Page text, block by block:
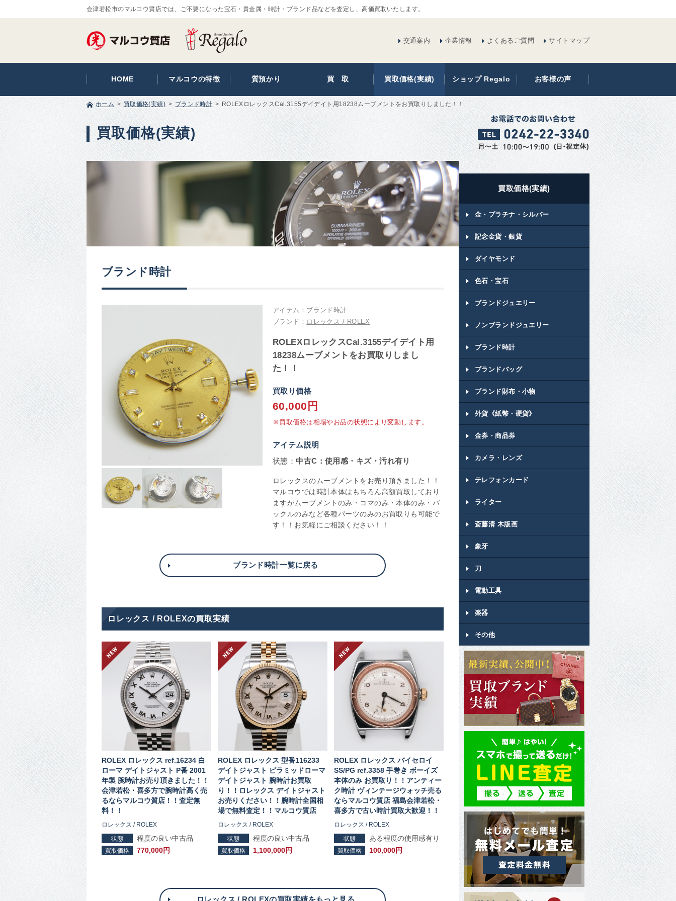
会津若松市のマルコウ質店では、ご不要になった宝石・貴金属・時計・ブランド品などを査定し、高価買取いたします。
交通案内 企業情報 よくあるご質問 サイトマップ
HOME マルコウの特徴 質預かり 買 取 買取価格(実績) ショップ Regalo お客様の声
ホーム 買取価格(実績) ブランド時計 ROLEXロレックスCal.3155デイデイト用18238ムーブメントをお買取りしました！！
買取価格(実績)
ブランド時計
アイテム： ブランド時計
ブランド： ロレックス / ROLEX
ROLEXロレックスCal.3155デイデイト用
18238ムーブメントをお買取りしまし
た！！
買取り価格
60,000円
※買取価格は相場やお品の状態により変動します。
アイテム説明
状態：中古C：使用感・キズ・汚れ有り
ロレックスのムーブメントをお売り頂きました！！
マルコウでは時計本体はもちろん高額買取しており
ますがムーブメントのみ・コマのみ・本体のみ・バ
ックルのみなど各種パーツのみのお買取りも可能で
す！！お気軽にご相談ください！！
ブランド時計一覧に戻る
ロレックス / ROLEXの買取実績
ROLEX ロレックス ref.16234 白
ローマ デイトジャスト P番 2001
年製 腕時計お売り頂きました！！
会津若松・喜多方で腕時計高く売
るならマルコウ質店！！査定無
料！！
ロレックス / ROLEX
状態 程度の良い中古品
買取価格 770,000円
ROLEX ロレックス 型番116233
デイトジャスト ピラミッドローマ
デイトジャスト 腕時計お買取
り！！ロレックス デイトジャスト
お売りください！！腕時計全国相
場で無料査定！！マルコウ質店
ロレックス / ROLEX
状態 程度の良い中古品
買取価格 1,100,000円
ROLEX ロレックス バイセロイ
SS/PG ref.3358 手巻き ボーイズ
本体のみ お買取り！！アンティー
ク時計 ヴィンテージウォッチ売る
ならマルコウ質店 福島会津若松・
喜多方で古い時計買取大歓迎！！
ロレックス / ROLEX
状態 ある程度の使用感有り
買取価格 100,000円
買取価格(実績)
金・プラチナ・シルバー
記念金貨・銀貨
ダイヤモンド
色石・宝石
ブランドジュエリー
ノンブランドジュエリー
ブランド時計
ブランドバッグ
ブランド財布・小物
外貨《紙幣・硬貨》
金券・商品券
カメラ・レンズ
テレフォンカード
ライター
斎藤清 木版画
象牙
刀
電動工具
楽器
その他